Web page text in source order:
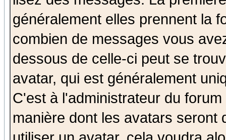
généralement elles prennent la
combien de messages vous
dessous de celle-ci peut se
avatar, qui est généralement
C'est à l'administrateur du
manière dont les avatars seront